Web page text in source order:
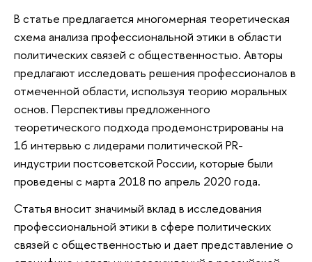
В статье предлагается многомерная теоретическая
схема анализа профессиональной этики в области
политических связей с общественностью. Авторы
предлагают исследовать решения профессионалов в
отмеченной области, используя теорию моральных
основ. Перспективы предложенного
теоретического подхода продемонстрированы на
16 интервью с лидерами политической PR-
индустрии постсоветской России, которые были
проведены с марта 2018 по апрель 2020 года.
Статья вносит значимый вклад в исследования
профессиональной этики в сфере политических
связей с общественностью и дает представление о